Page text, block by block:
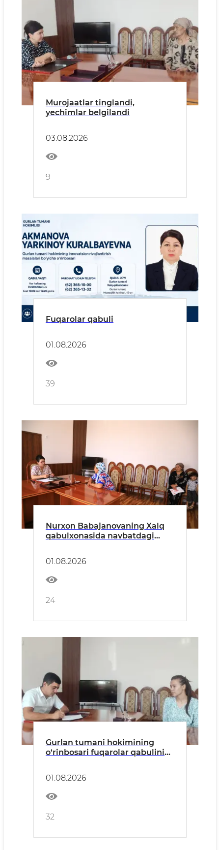
Murojaatlar tinglandi,
yechimlar belgilandi
03.08.2026
9
Fuqarolar qabuli
01.08.2026
39
Nurxon Babajanovaning Xalq
qabulxonasida navbatdagi
01.08.2026
24
Gurlan tumani hokimining
o‘rinbosari fuqarolar qabulini
01.08.2026
32